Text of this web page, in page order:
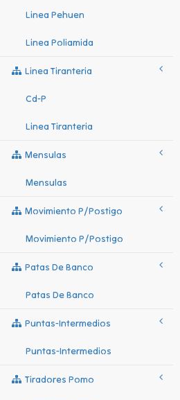
Linea Pehuen
Linea Poliamida
Linea Tiranteria
Cd-P
Linea Tiranteria
Mensulas
Mensulas
Movimiento P/postigo
Movimiento P/postigo
Patas De Banco
Patas De Banco
Puntas-Intermedios
Puntas-Intermedios
Tiradores Pomo